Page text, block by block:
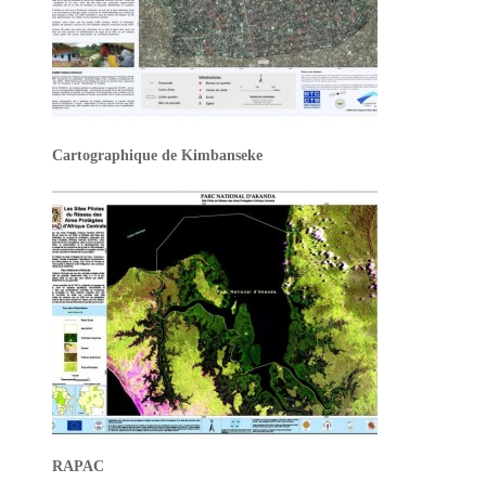
Cartographique de Kimbanseke
RAPAC